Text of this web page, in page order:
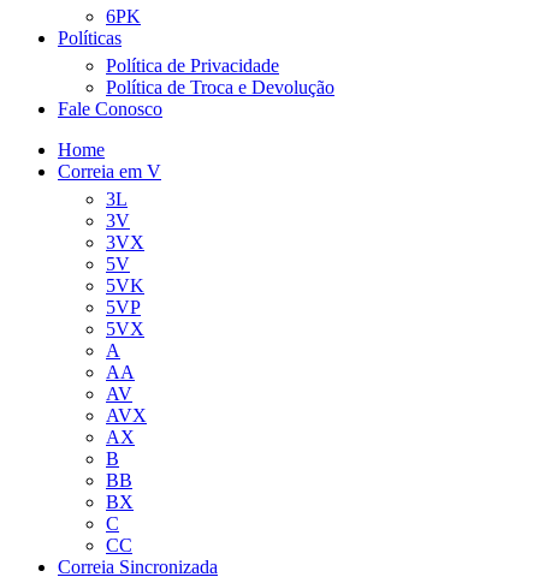
6PK
Políticas
Política de Privacidade
Política de Troca e Devolução
Fale Conosco
Home
Correia em V
3L
3V
3VX
5V
5VK
5VP
5VX
A
AA
AV
AVX
AX
B
BB
BX
C
CC
Correia Sincronizada